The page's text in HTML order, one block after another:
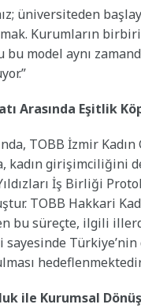
üniversiteden
Kurumların
bu model aynı
Arasında Eşitlik
TOBB İzmir
kadın girişimciliğini
İş Birliği
TOBB Hakkari
bu süreçte, ilgili
Türkiye’nin
ile Kurumsal